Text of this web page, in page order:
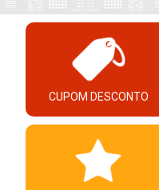
CUPOM DESCONTO